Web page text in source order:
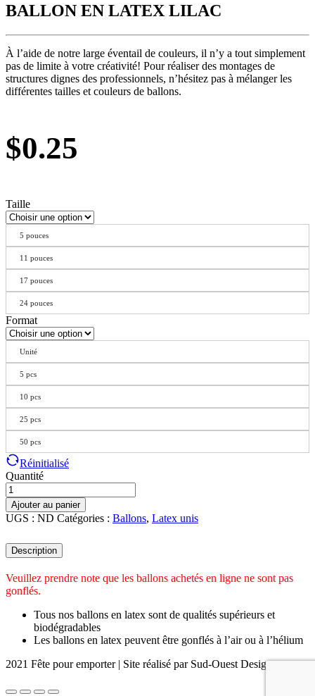
BALLON EN LATEX LILAC
À l’aide de notre large éventail de couleurs, il n’y a tout simplement
pas de limite à votre créativité! Pour réaliser des montages de
structures dignes des professionnels, n’hésitez pas à mélanger les
différentes tailles et couleurs de ballons.
$0.25
Taille
5 pouces
11 pouces
17 pouces
24 pouces
Format
Unité
5 pcs
10 pcs
25 pcs
50 pcs
Réinitialisé
Quantité
Ajouter au panier
UGS : ND Catégories : Ballons, Latex unis
Description
Veuillez prendre note que les ballons achetés en ligne ne sont pas
gonflés.
Tous nos ballons en latex sont de qualités supérieurs et
biodégradables
Les ballons en latex peuvent être gonflés à l’air ou à l’hélium
2021 Fête pour emporter | Site réalisé par Sud-Ouest Design